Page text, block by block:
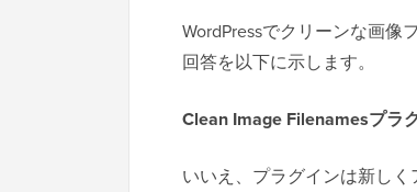
WordPressでクリーンな画像
回答を以下に示します。
Clean Image Filenamesプラ
いいえ、プラグインは新し